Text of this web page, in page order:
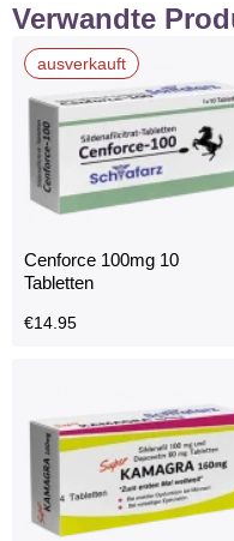
Verwandte
ausverkauft
Cenforce 100mg 10
Tabletten
€14.95